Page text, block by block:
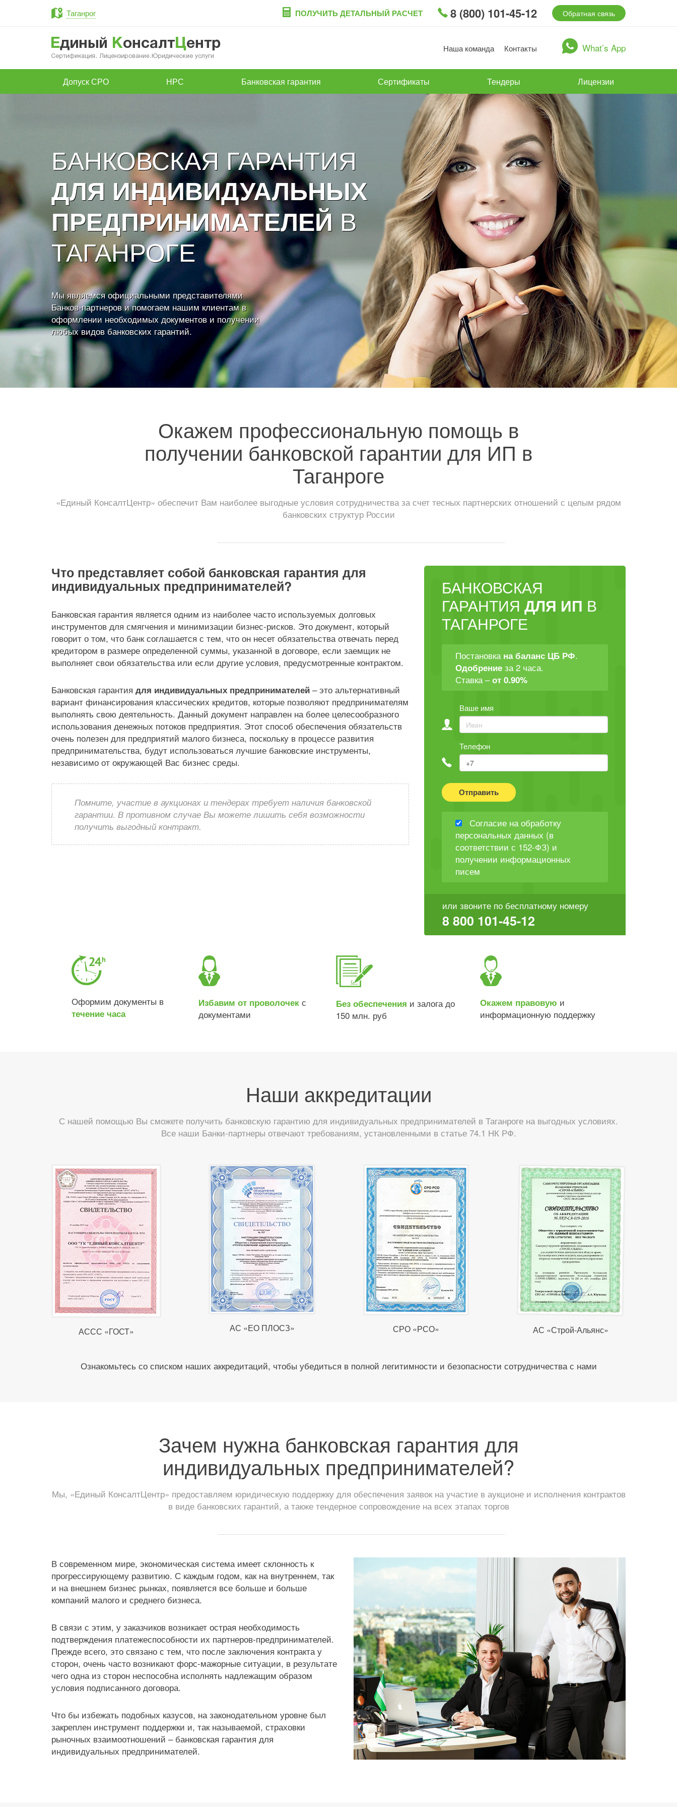
Таганрог ПОЛУЧИТЬ ДЕТАЛЬНЫЙ РАСЧЕТ 8 (800) 101-45-12 Обратная связь
Наша команда Контакты What’s App
Допуск СРО НРС Банковская гарантия Сертификаты Тендеры Лицензии
БАНКОВСКАЯ ГАРАНТИЯ
ДЛЯ ИНДИВИДУАЛЬНЫХ
ПРЕДПРИНИМАТЕЛЕЙВ
ТАГАНРОГЕ
Мы являемся официальными представителями
Банков-партнеров и помогаем нашим клиентам в
оформлении необходимых документов и получении
любых видов банковских гарантий.
Окажем профессиональную помощь в
получении банковской гарантии для ИП в
Таганроге
«Единый КонсалтЦентр» обеспечит Вам наиболее выгодные условия сотрудничества за счет тесных партнерских отношений с целым рядом
банковских структур России
Что представляет собой банковская гарантия для
индивидуальных предпринимателей?
Банковская гарантия является одним из наиболее часто используемых долговых
инструментов для смягчения и минимизации бизнес-рисков. Это документ, который
говорит о том, что банк соглашается с тем, что он несет обязательства отвечать перед
кредитором в размере определенной суммы, указанной в договоре, если заемщик не
выполняет свои обязательства или если другие условия, предусмотренные контрактом.
Банковская гарантия для индивидуальных предпринимателей – это альтернативный
вариант финансирования классических кредитов, которые позволяют предпринимателям
выполнять свою деятельность. Данный документ направлен на более целесообразного
использования денежных потоков предприятия. Этот способ обеспечения обязательств
очень полезен для предприятий малого бизнеса, поскольку в процессе развития
предпринимательства, будут использоваться лучшие банковские инструменты,
независимо от окружающей Вас бизнес среды.
Помните, участие в аукционах и тендерах требует наличия банковской
гарантии. В противном случае Вы можете лишить себя возможности
получить выгодный контракт.
БАНКОВСКАЯ
ГАРАНТИЯ ДЛЯ ИП В
ТАГАНРОГЕ
Постановка на баланс ЦБ РФ.
Одобрение за 2 часа.
Ставка –от 0.90%
Ваше имя
Телефон
Отправить
Согласие на обработку
персональных данных (в
соответствии с 152-ФЗ) и
получении информационных
писем
или звоните по бесплатному номеру
8 800 101-45-12
Оформим документы в
течение часа
Избавим от проволочек с
документами
Без обеспечения и залога до
150 млн. руб
Окажем правовую и
информационную поддержку
Наши аккредитации
С нашей помощью Вы сможете получить банковскую гарантию для индивидуальных предпринимателей в Таганроге на выгодных условиях.
Все наши Банки-партнеры отвечают требованиям, установленными в статье 74.1 НК РФ.
АССС «ГОСТ» АС «ЕО ПЛОСЗ» СРО «РСО» АС «Строй-Альянс»
Ознакомьтесь со списком наших аккредитаций, чтобы убедиться в полной легитимности и безопасности сотрудничества с нами
Зачем нужна банковская гарантия для
индивидуальных предпринимателей?
Мы, «Единый КонсалтЦентр» предоставляем юридическую поддержку для обеспечения заявок на участие в аукционе и исполнения контрактов
в виде банковских гарантий, а также тендерное сопровождение на всех этапах торгов
В современном мире, экономическая система имеет склонность к
прогрессирующему развитию. С каждым годом, как на внутреннем, так
и на внешнем бизнес рынках, появляется все больше и больше
компаний малого и среднего бизнеса.
В связи с этим, у заказчиков возникает острая необходимость
подтверждения платежеспособности их партнеров-предпринимателей.
Прежде всего, это связано с тем, что после заключения контракта у
сторон, очень часто возникают форс-мажорные ситуации, в результате
чего одна из сторон неспособна исполнять надлежащим образом
условия подписанного договора.
Что бы избежать подобных казусов, на законодательном уровне был
закреплен инструмент поддержки и, так называемой, страховки
рыночных взаимоотношений – банковская гарантия для
индивидуальных предпринимателей.